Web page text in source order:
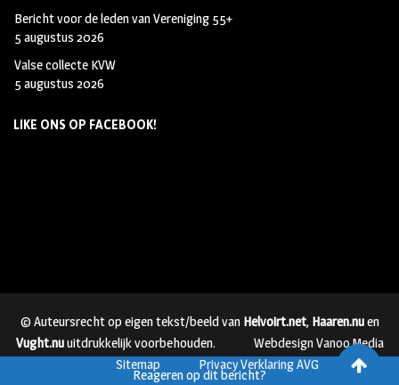
Bericht voor de leden van Vereniging 55+
5 augustus 2026
Valse collecte KVW
5 augustus 2026
LIKE ONS OP FACEBOOK!
Reageren op dit bericht?
© Auteursrecht op eigen tekst/beeld van Helvoirt.net, Haaren.nuen
Vught.nuuitdrukkelijk voorbehouden.
Webdesign Vanoo Media
Sitemap
Privacy Verklaring AVG